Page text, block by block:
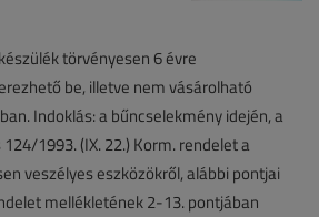
törvényesen 6 évre
be, illetve nem vásárolható
Indoklás: a bűncselekmény idején, a
1993. (IX. 22.) Korm. rendelet a
veszélyes eszközökről, alábbi pontjai
mellékletének 2-13. pontjában